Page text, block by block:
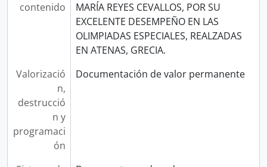
contenido
MARÍA REYES CEVALLOS, POR SU
EXCELENTE DESEMPEÑO EN LAS
OLIMPIADAS ESPECIALES, REALZADAS
EN ATENAS, GRECIA.
Valorizació
n,
destrucció
n y
programaci
ón
Documentación de valor permanente